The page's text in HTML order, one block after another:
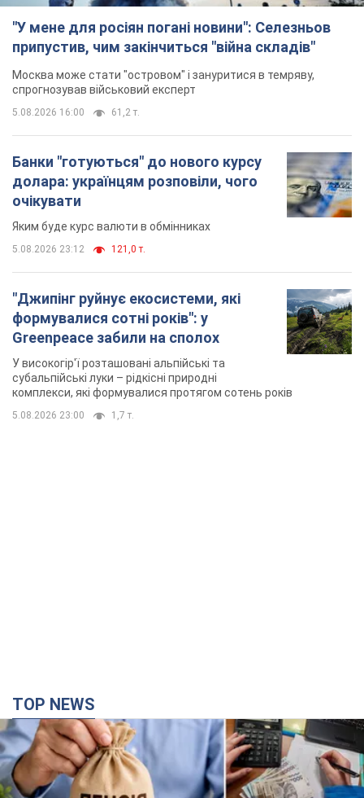
"У мене для росіян погані новини": Селезньов
припустив, чим закінчиться "війна складів"
Москва може стати "островом" і зануритися в темряву,
спрогнозував військовий експерт
5.08.2026 16:00 61,2 т.
Банки "готуються" до нового курсу
долара: українцям розповіли, чого
очікувати
Яким буде курс валюти в обмінниках
5.08.2026 23:12 121,0 т.
"Джипінг руйнує екосистеми, які
формувалися сотні років": у
Greenpeace забили на сполох
У високогір'ї розташовані альпійські та
субальпійські луки – рідкісні природні
комплекси, які формувалися протягом сотень років
5.08.2026 23:00 1,7 т.
TOP NEWS